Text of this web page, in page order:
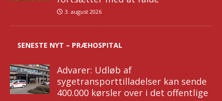
3. august 2026
SENESTE NYT – PRÆHOSPITAL
Advarer: Udløb af
sygetransporttilladelser kan sende
400.000 kørsler over i det offentlige